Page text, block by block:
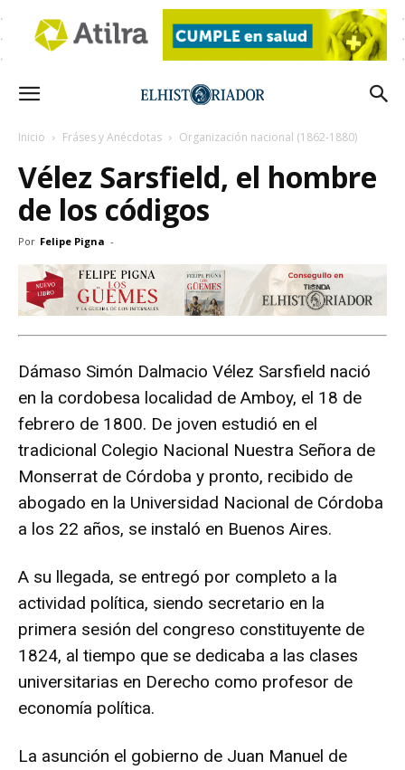
Inicio Fráses y Anécdotas Organización nacional (1862-1880)
Vélez Sarsfield, el hombre
de los códigos
Por Felipe Pigna -
Dámaso Simón Dalmacio Vélez Sarsfield nació
en la cordobesa localidad de Amboy, el 18 de
febrero de 1800. De joven estudió en el
tradicional Colegio Nacional Nuestra Señora de
Monserrat de Córdoba y pronto, recibido de
abogado en la Universidad Nacional de Córdoba
a los 22 años, se instaló en Buenos Aires.
A su llegada, se entregó por completo a la
actividad política, siendo secretario en la
primera sesión del congreso constituyente de
1824, al tiempo que se dedicaba a las clases
universitarias en Derecho como profesor de
economía política.
La asunción el gobierno de Juan Manuel de